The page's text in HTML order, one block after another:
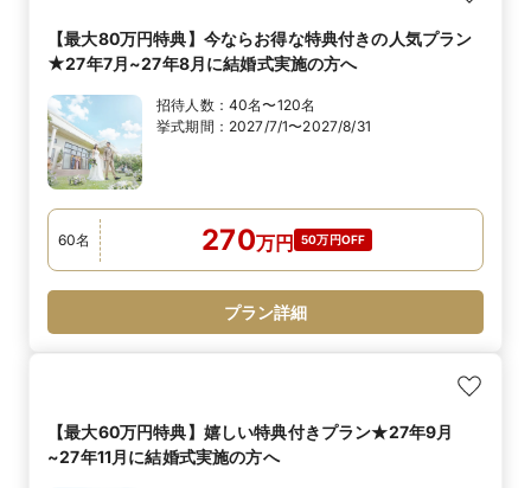
【最大80万円特典】今ならお得な特典付きの人気プラン
★27年7月~27年8月に結婚式実施の方へ
招待人数： 40名〜120名
挙式期間： 2027/7/1〜2027/8/31
60名 270万円 50万円OFF
プラン詳細
【最大60万円特典】嬉しい特典付きプラン★27年9月
~27年11月に結婚式実施の方へ